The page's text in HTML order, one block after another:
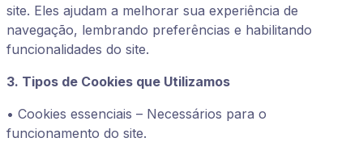
site. Eles ajudam a melhorar sua experiência de
navegação, lembrando preferências e habilitando
funcionalidades do site.
3. Tipos de Cookies que Utilizamos
• Cookies essenciais – Necessários para o
funcionamento do site.